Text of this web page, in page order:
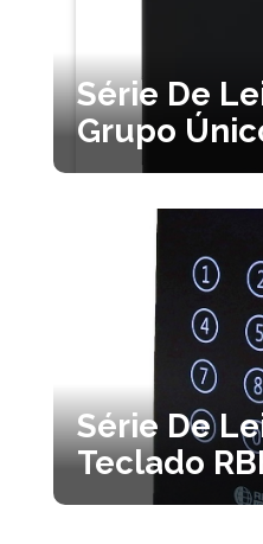
Série De
Grupo
Série De
Teclado